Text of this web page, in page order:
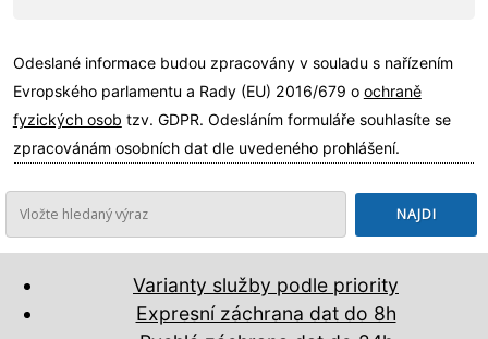
Odeslané informace budou zpracovány v souladu s nařízením
Evropského parlamentu a Rady (EU) 2016/679 o ochraně
fyzických osob tzv. GDPR. Odesláním formuláře souhlasíte se
zpracovánám osobních dat dle uvedeného prohlášení.
Varianty služby podle priority
Expresní záchrana dat do 8h